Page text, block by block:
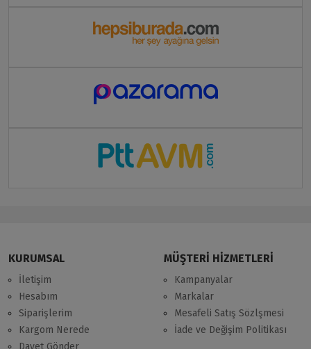
KURUMSAL
İletişim
Hesabım
Siparişlerim
Kargom Nerede
Davet Gönder
MÜŞTERİ HİZMETLERİ
Kampanyalar
Markalar
Mesafeli Satış Sözlşmesi
İade ve Değişim Politikası